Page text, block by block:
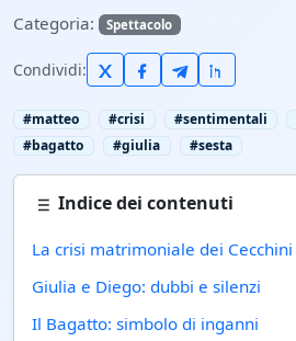
Categoria: Spettacolo
Condividi:
#matteo #crisi #sentimentali
#bagatto
#giulia #sesta
Indice dei contenuti
La crisi matrimoniale dei Cecchini
Giulia e Diego: dubbi e silenzi
Il Bagatto: simbolo di inganni